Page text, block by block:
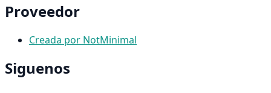
Proveedor
Creada por NotMinimal
Siguenos